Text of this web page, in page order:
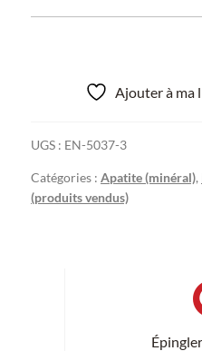
Ajouter à ma
UGS : EN-5037-3
Catégories : Apatite (minéral),
(produits vendus)